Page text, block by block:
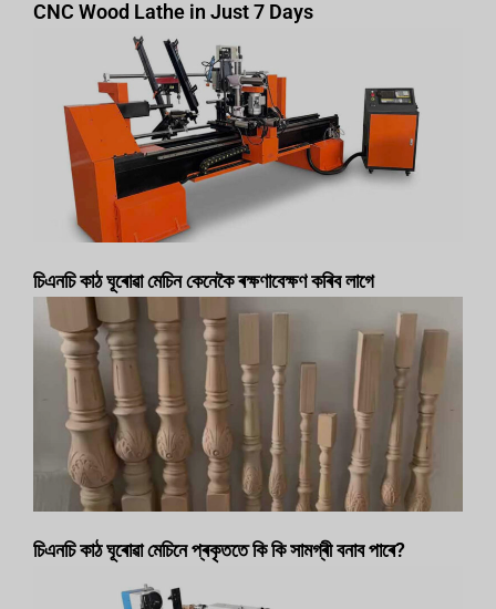
CNC Wood Lathe in Just 7 Days
চিএনচি কাঠ ঘূৰোৱা মেচিন কেনেকৈ ৰক্ষণাবেক্ষণ কৰিব লাগে
চিএনচি কাঠ ঘূৰোৱা মেচিনে প্ৰকৃততে কি কি সামগ্ৰী বনাব পাৰে?